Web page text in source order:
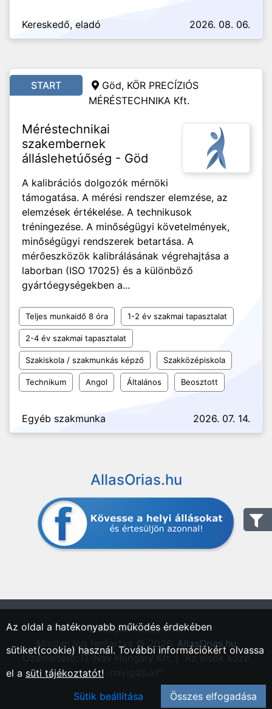
Kereskedő, eladó 2026. 08. 06.
START
Göd, KÖR PRECÍZIÓS
MÉRÉSTECHNIKA Kft.
Méréstechnikai
szakembernek
álláslehetúőség - Göd
A kalibrációs dolgozók mérnöki
támogatása. A mérési rendszer elemzése, az
elemzések értékelése. A technikusok
tréningezése. A minőségügyi követelmények,
minőségügyi rendszerek betartása. A
mérőeszközök kalibrálásának végrehajtása a
laborban (ISO 17025) és a különböző
gyártóegységekben a...
Teljes munkaidő 8 óra 1-2 év szakmai tapasztalat
2-4 év szakmai tapasztalat
Szakiskola / szakmunkás képző Szakközépiskola
Technikum Angol Általános Beosztott
Egyéb szakmunka 2026. 07. 14.
AllasOrias.hu
"Országos Állásportál."
Minden jog fentartva © 2026. AllasOrias.hu
Üzemeltető: IT-Nav Hungary Kft. | "Az elsők közé
Az oldal a hatékonyabb működés érdekében
sütiket(cookie) használ. További információkért olvassa
el a süti tájékoztatót!
Sütik beállítása
Összes elfogadása